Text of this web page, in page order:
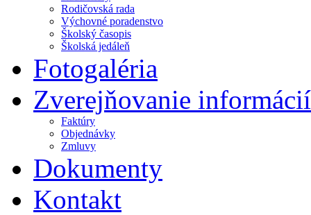
Rodičovská rada
Výchovné poradenstvo
Školský časopis
Školská jedáleň
Fotogaléria
Zverejňovanie informácií
Faktúry
Objednávky
Zmluvy
Dokumenty
Kontakt